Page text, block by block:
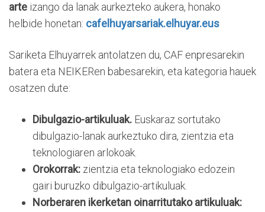
arte izango da lanak aurkezteko aukera, honako
helbide honetan: cafelhuyarsariak.elhuyar.eus
Sariketa Elhuyarrek antolatzen du, CAF enpresarekin
batera eta NEIKERen babesarekin, eta kategoria hauek
osatzen dute:
Dibulgazio-artikuluak. Euskaraz sortutako
dibulgazio-lanak aurkeztuko dira, zientzia eta
teknologiaren arlokoak.
Orokorrak: zientzia eta teknologiako edozein
gairi buruzko dibulgazio-artikuluak.
Norberaren ikerketan oinarritutako artikuluak: